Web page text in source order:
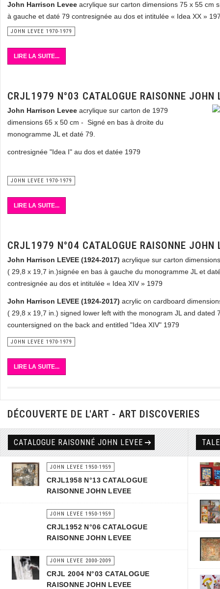
John Harrison Levee acrylique sur carton dimensions 75 x 55 cm
à gauche et daté 79 contresignée au dos et intitulée « Idea XX »
JOHN LEVEE 1970-1979
LIRE LA SUITE...
CRJL1979 N°03 CATALOGUE RAISONNE JOHN
John Harrison Levee acrylique sur carton de 1979
dimensions 65 x 50 cm - Signé en bas à droite du
monogramme JL et daté 79.
contresignée "Idea I" au dos et datée 1979
JOHN LEVEE 1970-1979
LIRE LA SUITE...
CRJL1979 N°04 CATALOGUE RAISONNE JOHN
John Harrison LEVEE (1924-2017) acrylique sur carton
( 29,8 x 19,7 in.)signée en bas à gauche du monogramme JL et
contresignée au dos et intitulée « Idea XIV » 1979
John Harrison LEVEE (1924-2017) acrylic on cardboard
( 29,8 x 19,7 in.) signed lower left with the monogram JL and dated
countersigned on the back and entitled "Idea XIV" 1979
JOHN LEVEE 1970-1979
LIRE LA SUITE...
DÉCOUVERTE DE L'ART - ART DISCOVERIES
CATALOGUE RAISONNÉ JOHN LEVEE
JOHN LEVEE 1950-1959
CRJL1958 N°13 CATALOGUE
RAISONNE JOHN LEVEE
JOHN LEVEE 1950-1959
CRJL1952 N°06 CATALOGUE
RAISONNE JOHN LEVEE
JOHN LEVEE 2000-2009
CRJL 2004 N°03 CATALOGUE
RAISONNE JOHN LEVEE